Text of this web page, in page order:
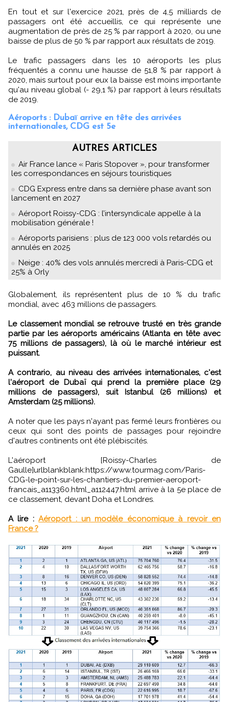
En tout et sur l'exercice 2021, près de 4,5 milliards de
passagers ont été accueillis, ce qui représente une
augmentation de près de 25 % par rapport à 2020, ou une
baisse de plus de 50 % par rapport aux résultats de 2019.
Le trafic passagers dans les 10 aéroports les plus
fréquentés a connu une hausse de 51,8 % par rapport à
2020, mais surtout pour eux la baisse est moins importante
qu'au niveau global (- 29,1 %) par rapport à leurs résultats
de 2019.
Aéroports : Dubaï arrive en tête des arrivées
internationales, CDG est 5e
AUTRES ARTICLES
Air France lance « Paris Stopover », pour transformer
les correspondances en séjours touristiques
CDG Express entre dans sa dernière phase avant son
lancement en 2027
Aéroport Roissy-CDG : l’intersyndicale appelle à la
mobilisation générale !
Aéroports parisiens : plus de 123 000 vols retardés ou
annulés en 2025
Neige : 40% des vols annulés mercredi à Paris-CDG et
25% à Orly
Globalement, ils représentent plus de 10 % du trafic
mondial, avec 463 millions de passagers.
Le classement mondial se retrouve trusté en très grande
partie par les aéroports américains (Atlanta en tête avec
75 millions de passagers), là où le marché intérieur est
puissant.
A contrario, au niveau des arrivées internationales, c'est
l'aéroport de Dubaï qui prend la première place (29
millions de passagers), suit Istanbul (26 millions) et
Amsterdam (25 millions).
A noter que les pays n'ayant pas fermé leurs frontières ou
ceux qui sont des points de passages pour rejoindre
d'autres continents ont été plébiscités.
L'aéroport [Roissy-Charles de
Gaulle]urlblankblank:https://www.tourmag.com/Paris-
CDG-le-point-sur-les-chantiers-du-premier-aeroport-
francais_a113360.html_a112447.html arrive à la 5e place de
ce classement, devant Doha et Londres.
A lire : Aéroport : un modèle économique à revoir en
France ?